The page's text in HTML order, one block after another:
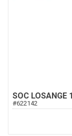
SOC LOSANGE
#622142